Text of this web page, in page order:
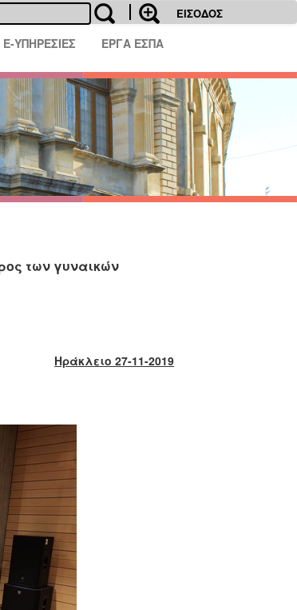
ΕΙΣΟΔΟΣ
E-ΥΠΗΡΕΣΙΕΣ ΕΡΓΑ ΕΣΠΑ
των γυναικών
Ηράκλειο 27-11-2019